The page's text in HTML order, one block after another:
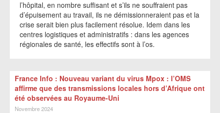
l’hôpital, en nombre suffisant et s’ils ne souffraient pas
d’épuisement au travail, ils ne démissionneraient pas et la
crise serait bien plus facilement résolue. Idem dans les
centres logistiques et administratifs : dans les agences
régionales de santé, les effectifs sont à l’os.
France Info : Nouveau variant du virus Mpox : l’OMS
affirme que des transmissions locales hors d’Afrique ont
été observées au Royaume-Uni
Novembre 2024